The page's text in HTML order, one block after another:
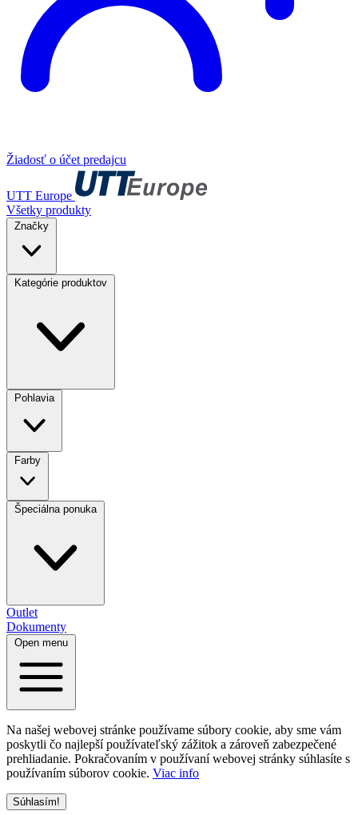
Žiadosť o účet predajcu
UTT Europe
Všetky produkty
Značky
Kategórie produktov
Pohlavia
Farby
Špeciálna ponuka
Outlet
Dokumenty
Open menu
Na našej webovej stránke používame súbory cookie, aby sme vám
poskytli čo najlepší používateľský zážitok a zároveň zabezpečené
prehliadanie. Pokračovaním v používaní webovej stránky súhlasíte s
používaním súborov cookie. Viac info
Súhlasím!